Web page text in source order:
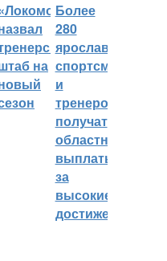
на
Более
280
ярославских
спортсменов
и
тренеров
получат
областные
выплаты
за
высокие
достижения